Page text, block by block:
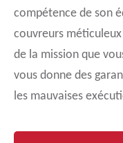
compétence de son
couvreurs
de la mission que
vous donne des
les mauvaises